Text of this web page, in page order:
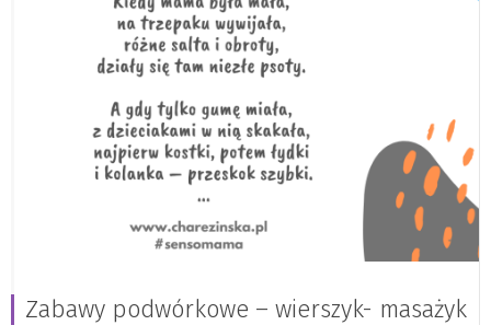
Zabawy podwórkowe – wierszyk- masażyk